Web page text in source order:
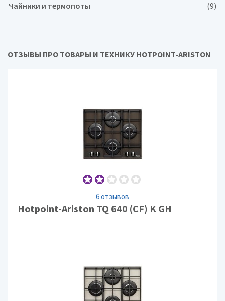
Чайники и термопоты
(9)
ОТЗЫВЫ ПРО ТОВАРЫ И ТЕХНИКУ HOTPOINT-ARISTON
6 отзывов
Hotpoint-Ariston TQ 640 (CF) K GH